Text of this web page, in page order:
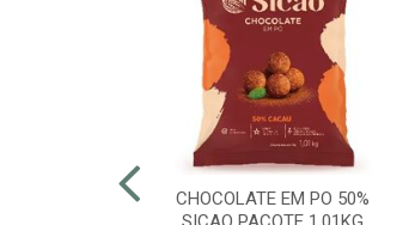
CHOCOLATE EM PO 50%